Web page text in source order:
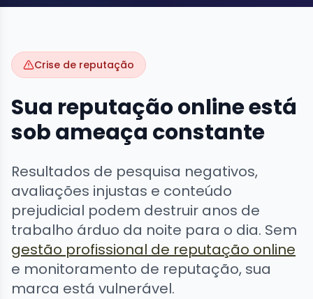
Crise de reputação
Sua reputação online está
sob ameaça constante
Resultados de pesquisa negativos,
avaliações injustas e conteúdo
prejudicial podem destruir anos de
trabalho árduo da noite para o dia. Sem
gestão profissional de reputação online
e monitoramento de reputação, sua
marca está vulnerável.